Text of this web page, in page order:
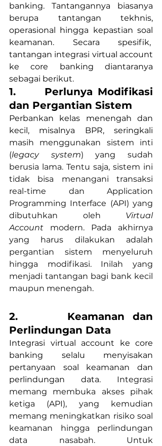
banking. Tantangannya biasanya
berupa tantangan tekhnis,
operasional hingga kepastian soal
keamanan. Secara spesifik,
tantangan integrasi virtual account
ke core banking diantaranya
sebagai berikut.
1.      Perlunya Modifikasi
dan Pergantian Sistem
Perbankan kelas menengah dan
masih menggunakan sistem inti
(legacy system) yang sudah
berusia lama. Tentu saja, sistem ini
tidak bisa menangani transaksi
real-time dan Application
Programming Interface (API) yang
dibutuhkan oleh Virtual
Account modern. Pada akhirnya
yang harus dilakukan adalah
pergantian sistem menyeluruh
hingga modifikasi. Inilah yang
menjadi tantangan bagi bank kecil
maupun menengah.
2.      Keamanan dan
Perlindungan Data
Integrasi virtual account ke core
banking selalu menyisakan
pertanyaan soal keamanan dan
perlindungan data. Integrasi
memang membuka akses pihak
ketiga (API), yang kemudian
memang meningkatkan risiko soal
keamanan hingga perlindungan
data nasabah. Untuk